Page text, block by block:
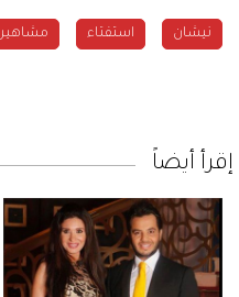
نيشان استفتاء مشاهير
إقرأ أيضاً